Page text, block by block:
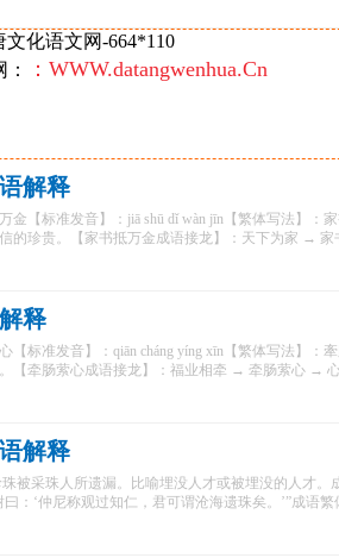
文化语文网-664*110
：WWW.datangwenhua.Cn
解释
金【标准发音】：jiā shū dǐ wàn jīn【繁体写法】：
的珍贵。【家书抵万金成语接龙】：天下为家 → 家
释
【标准发音】：qiān cháng yíng xīn【繁体写法】：
【牵肠萦心成语接龙】：福业相牵 → 牵肠萦心 →
解释
被采珠人所遗漏。比喻埋没人才或被埋没的人才。
：‘仲尼称观过知仁，君可谓沧海遗珠矣。’”成语繁